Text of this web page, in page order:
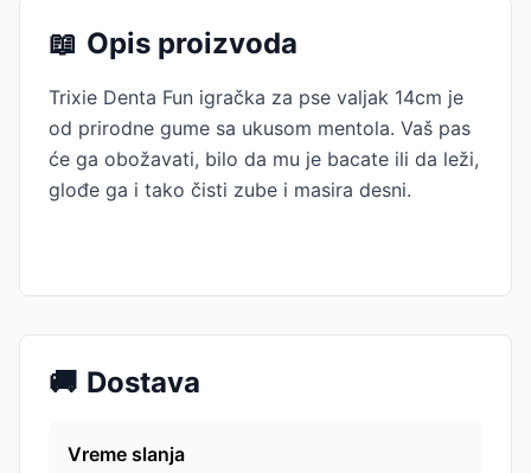
📖 Opis proizvoda
Trixie Denta Fun igračka za pse valjak 14cm je
od prirodne gume sa ukusom mentola. Vaš pas
će ga obožavati, bilo da mu je bacate ili da leži,
glođe ga i tako čisti zube i masira desni.
🚚 Dostava
Vreme slanja